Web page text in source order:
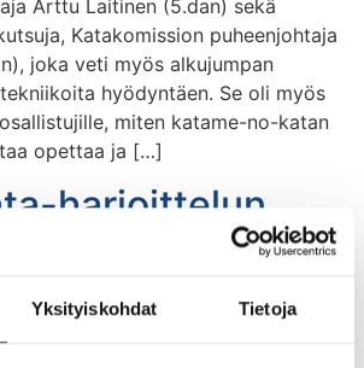
Yksityiskohdat Tietoja
Arttu Laitinen (5.dan) sekä
Katakomission puheenjohtaja
joka veti myös alkujumpan
hyödyntäen. Se oli myös
miten katame-no-katan
opettaa ja […]
harjoittelun
tieto-taitoa